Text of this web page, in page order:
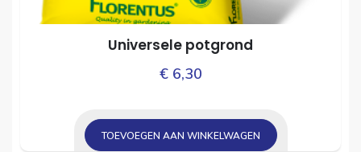
Universele potgrond
€6,30
TOEVOEGEN AAN WINKELWAGEN